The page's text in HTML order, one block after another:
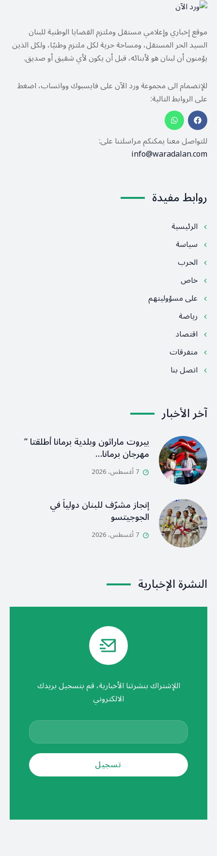
موقع إخباري وإعلامي مستقل وملتزم القضايا الوطنية للبنان
السيد الحر المستقل، ومساحة حرية لكل ملتزم وطنيًا، ولكل الذين
يؤمنون أن لبنان هو لأبنائه، قبل أن يكون لأي شقيق أو صديق.
للإنضمام الى مجموعة ورد الآن على فايسبوك وواتساب، اضغط
على الروابط التالية:
للتواصل معنا يمكنكم مراسلتنا على:
info@waradalan.com
روابط مفيدة
الرئيسية
سياسة
الحرب
خاص
على مسؤوليتهم
رياضة
اقتصاد
متفرقات
اتصل بنا
آخر الأخبار
بيروت ماراثون وبلدية برمانا أطلقتا ”
مهرجان برمانا…
7 أغسطس، 2026
إنجاز مشرّف للبنان دولياً في
الجوجيتسو
7 أغسطس، 2026
النشرة الإخبارية
اللإشتراك بنشرتنا الأخبارية، قم بتسجيل بريدك
الالكتروني